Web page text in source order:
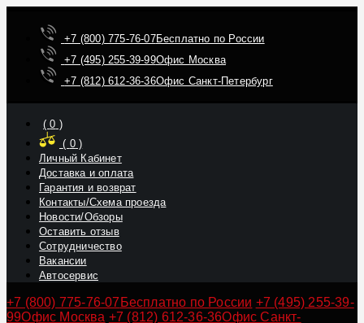
+7 (800) 775-76-07Бесплатно по России
+7 (495) 255-39-99Офис Москва
+7 (812) 612-36-36Офис Санкт-Петербург
(0 )
( 0)
Личный Кабинет
Доставка и оплата
Гарантия и возврат
Контакты/Схема проезда
Новости/Обзоры
Оставить отзыв
Сотрудничество
Вакансии
Автосервис
+7 (800) 775-76-07 Бесплатно по России +7 (495) 255-39-
99Офис Москва +7 (812) 612-36-36Офис Санкт-